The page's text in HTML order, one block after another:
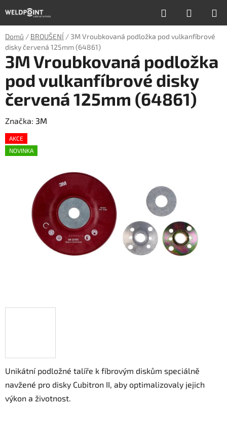
na
obsah
Hledat
KOŠÍK
Domů / BROUŠENÍ / 3M Vroubkovaná podložka pod vulkanfíbrové
disky červená 125mm (64861)
Unikátní podložné talíře k fíbrovým diskům speciálně
navžené pro disky Cubitron II, aby optimalizovaly jejich
výkon a životnost.
3M Vroubkovaná podložka
pod vulkanfíbrové disky
červená 125mm (64861)
Značka: 3M
AKCE
NOVINKA